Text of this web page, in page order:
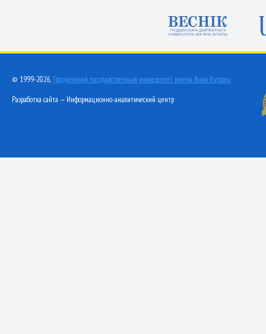
© 1999-2026, Гродненский государственный университет имени Янки Купалы
Разработка сайта — Информационно-аналитический центр